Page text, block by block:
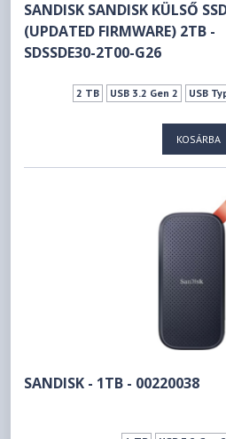
SANDISK SANDISK KÜLSŐ
(UPDATED FIRMWARE) 2TB -
SDSSDE30-2T00-G26
2 TB USB 3.2 Gen 2 USB
KOSÁRBA
SANDISK - 1TB - 00220038